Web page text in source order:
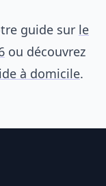
guide sur le
ou découvrez
à domicile.